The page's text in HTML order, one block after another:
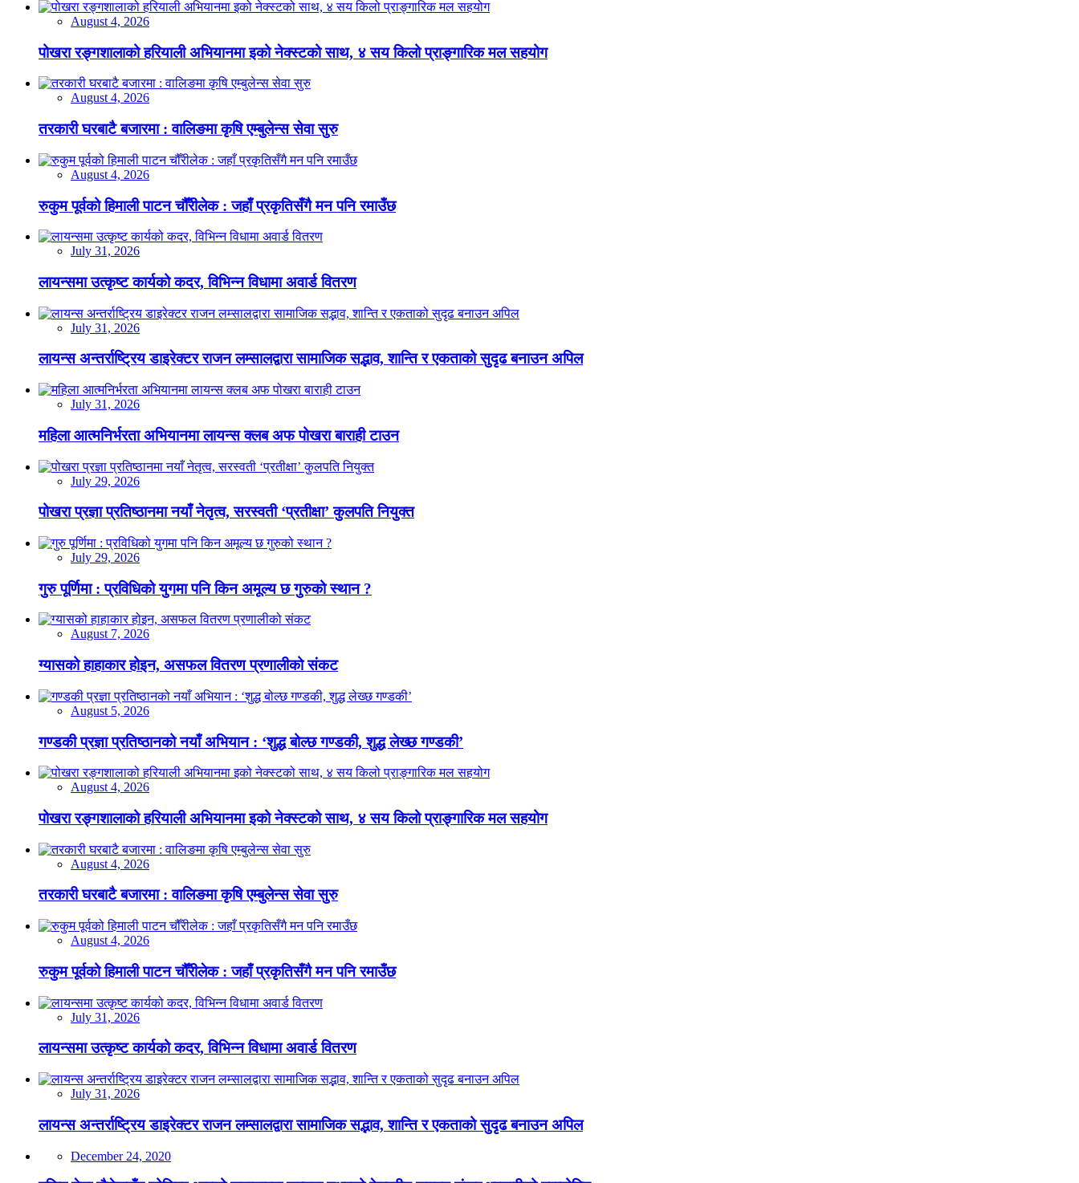
August 4, 2026
पोखरा रङ्गशालाको हरियाली अभियानमा इको नेक्स्टको साथ, ४ सय किलो प्राङ्गारिक मल सहयोग
August 4, 2026
तरकारी घरबाटै बजारमा : वालिङमा कृषि एम्बुलेन्स सेवा सुरु
August 4, 2026
रुकुम पूर्वको हिमाली पाटन चौँरीलेक : जहाँ प्रकृतिसँगै मन पनि रमाउँछ
July 31, 2026
लायन्समा उत्कृष्ट कार्यको कदर, विभिन्न विधामा अवार्ड वितरण
July 31, 2026
लायन्स अन्तर्राष्ट्रिय डाइरेक्टर राजन लम्सालद्वारा सामाजिक सद्भाव, शान्ति र एकताको सुदृढ बनाउन अपिल
July 31, 2026
महिला आत्मनिर्भरता अभियानमा लायन्स क्लब अफ पोखरा बाराही टाउन
July 29, 2026
पोखरा प्रज्ञा प्रतिष्ठानमा नयाँ नेतृत्व, सरस्वती ‘प्रतीक्षा’ कुलपति नियुक्त
July 29, 2026
गुरु पूर्णिमा : प्रविधिको युगमा पनि किन अमूल्य छ गुरुको स्थान ?
August 7, 2026
ग्यासको हाहाकार होइन, असफल वितरण प्रणालीको संकट
August 5, 2026
गण्डकी प्रज्ञा प्रतिष्ठानको नयाँ अभियान : ‘शुद्ध बोल्छ गण्डकी, शुद्ध लेख्छ गण्डकी’
August 4, 2026
पोखरा रङ्गशालाको हरियाली अभियानमा इको नेक्स्टको साथ, ४ सय किलो प्राङ्गारिक मल सहयोग
August 4, 2026
तरकारी घरबाटै बजारमा : वालिङमा कृषि एम्बुलेन्स सेवा सुरु
August 4, 2026
रुकुम पूर्वको हिमाली पाटन चौँरीलेक : जहाँ प्रकृतिसँगै मन पनि रमाउँछ
July 31, 2026
लायन्समा उत्कृष्ट कार्यको कदर, विभिन्न विधामा अवार्ड वितरण
July 31, 2026
लायन्स अन्तर्राष्ट्रिय डाइरेक्टर राजन लम्सालद्वारा सामाजिक सद्भाव, शान्ति र एकताको सुदृढ बनाउन अपिल
December 24, 2020